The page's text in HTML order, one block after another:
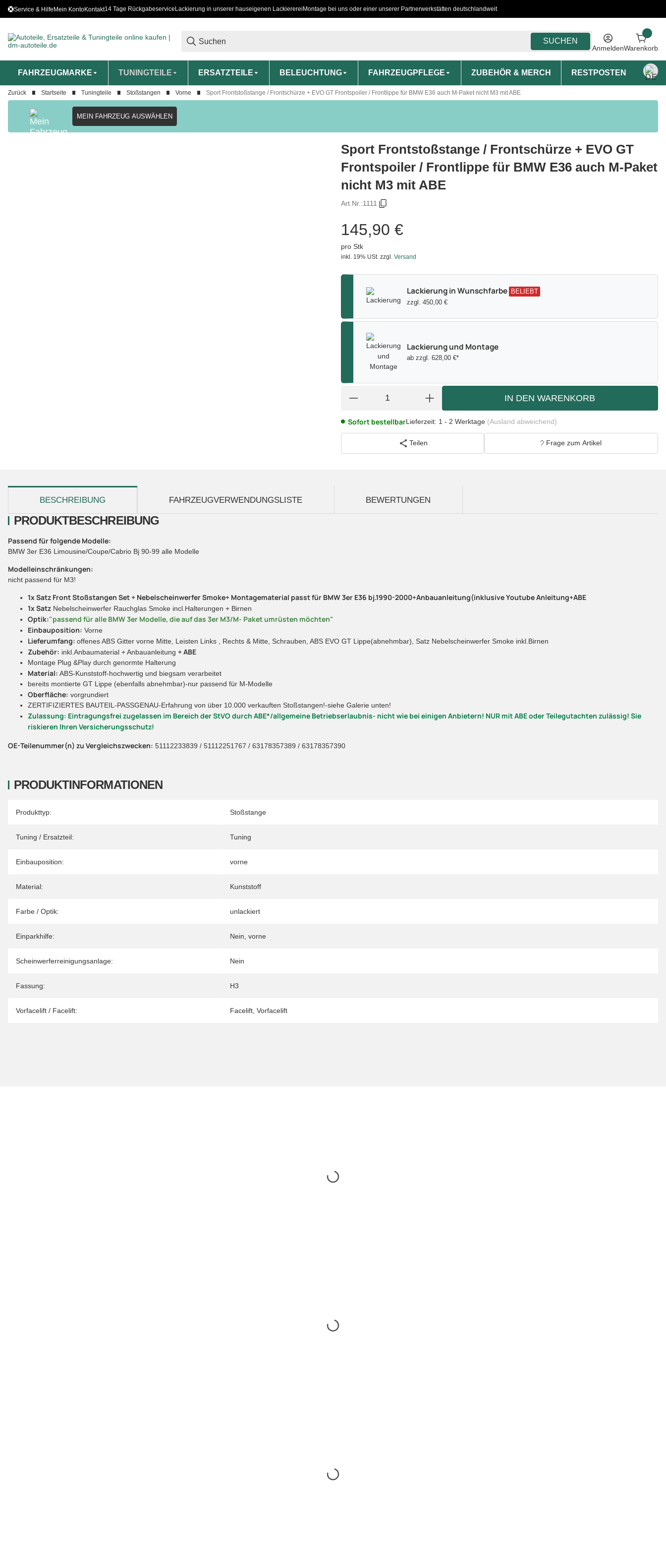
Service & HilfeMein KontoKontakt14 Tage Rückgabeservice Lackierung in unserer hauseigenen Lackiererei Montage bei uns oder einer unserer Partnerwerkstätten deutschlandweit
SUCHEN
AnmeldenWarenkorb
FAHRZEUGMARKE TUNINGTEILE ERSATZTEILE BELEUCHTUNG FAHRZEUGPFLEGE ZUBEHÖR & MERCH RESTPOSTEN
Zurück Startseite Tuningteile Stoßstangen Vorne Sport Frontstoßstange / Frontschürze + EVO GT Frontspoiler / Frontlippe für BMW E36 auch M-Paket nicht M3 mit ABE
MEIN FAHRZEUG AUSWÄHLEN
Sport Frontstoßstange / Frontschürze + EVO GT
Frontspoiler / Frontlippe für BMW E36 auch M-Paket
nicht M3 mit ABE
Art.Nr.:1111
145,90 €
pro Stk
inkl. 19% USt. zzgl. Versand
Lackierung in Wunschfarbe BELIEBT
zzgl. 450,00 €
Lackierung und Montage
ab zzgl. 628,00 €*
IN DEN WARENKORB
Sofort bestellbarLieferzeit: 1 - 2 Werktage (Ausland abweichend)
Teilen Frage zum Artikel
BESCHREIBUNG FAHRZEUGVERWENDUNGSLISTE BEWERTUNGEN
PRODUKTINFORMATIONEN
Produkteigenschaft
Wert
Produkttyp: Stoßstange
Tuning / Ersatzteil: Tuning
Einbauposition: vorne
Material: Kunststoff
Farbe / Optik: unlackiert
Einparkhilfe: Nein, vorne
Scheinwerferreinigungsanlage: Nein
Fassung: H3
Vorfacelift / Facelift: Facelift Vorfacelift
PRODUKTBESCHREIBUNG
Passend für folgende Modelle:
BMW 3er E36 Limousine/Coupe/Cabrio Bj 90-99 alle Modelle
Modelleinschränkungen:
nicht passend für M3!
1x Satz Front Stoßstangen Set + Nebelscheinwerfer Smoke+ Montagematerial passt für BMW 3er E36 bj.1990-2000+Anbauanleitung(inklusive Youtube Anleitung+ABE
1x Satz Nebelscheinwerfer Rauchglas Smoke incl.Halterungen + Birnen
Optik:"passend für alle BMW 3er Modelle, die auf das 3er M3/M- Paket umrüsten möchten"
Einbauposition: Vorne
Lieferumfang: offenes ABS Gitter vorne Mitte, Leisten Links , Rechts & Mitte, Schrauben, ABS EVO GT Lippe(abnehmbar), Satz Nebelscheinwerfer Smoke inkl.Birnen
Zubehör: inkl.Anbaumaterial + Anbauanleitung + ABE
Montage Plug &Play durch genormte Halterung
Material: ABS-Kunststoff-hochwertig und biegsam verarbeitet
bereits montierte GT Lippe (ebenfalls abnehmbar)-nur passend für M-Modelle
Oberfläche: vorgrundiert
ZERTIFIZIERTES BAUTEIL-PASSGENAU-Erfahrung von über 10.000 verkauften Stoßstangen!-siehe Galerie unten!
Zulassung: Eintragungsfrei zugelassen im Bereich der StVO durch ABE*/allgemeine Betriebserlaubnis- nicht wie bei einigen Anbietern! NUR mit ABE oder Teilegutachten zulässig! Sie
riskieren Ihren Versicherungsschutz!
OE-Teilenummer(n) zu Vergleichszwecken: 51112233839 / 51112251767 / 63178357389 / 63178357390